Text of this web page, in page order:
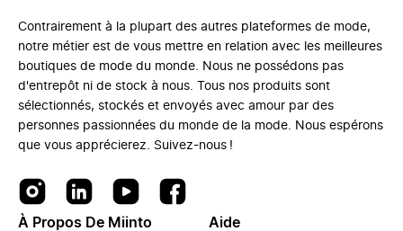
Contrairement à la plupart des autres plateformes de mode,
notre métier est de vous mettre en relation avec les meilleures
boutiques de mode du monde. Nous ne possédons pas
d'entrepôt ni de stock à nous. Tous nos produits sont
sélectionnés, stockés et envoyés avec amour par des
personnes passionnées du monde de la mode. Nous espérons
que vous apprécierez. Suivez-nous !
À Propos De Miinto Aide